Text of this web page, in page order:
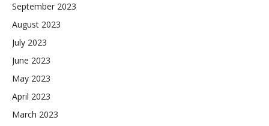
September 2023
August 2023
July 2023
June 2023
May 2023
April 2023
March 2023